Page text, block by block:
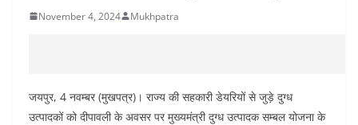
November 4, 2024 Mukhpatra
जयपुर, 4 नवम्बर (मुखपत्र)। राज्य की सहकारी डेयरियों से जुड़े दुग्ध
उत्पादकों को दीपावली के अवसर पर मुख्यमंत्री दुग्ध उत्पादक सम्बल योजना के